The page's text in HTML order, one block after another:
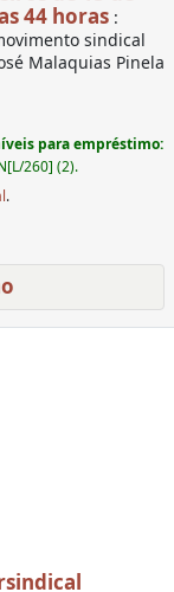
44 horas:
sindical
Malaquias Pinela
para empréstimo:
260] (2).
.